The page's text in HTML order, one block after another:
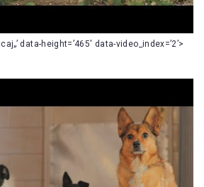
data-height=’465′ data-video_index=’2’>